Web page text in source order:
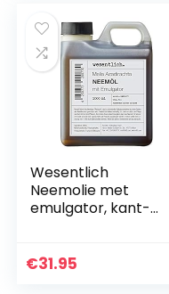
Wesentlich
Neemolie met
emulgator, kant-
1000 ml
€31.95